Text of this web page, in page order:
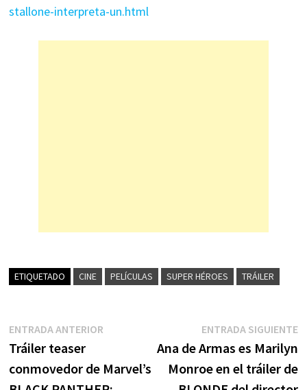
stallone-interpreta-un.html
ETIQUETADO CINE PELÍCULAS SUPER HÉROES TRÁILER
Navegación
de
entradas
ENTRADA ANTERIOREntrada
Tráiler teaser
conmovedor de Marvel’s
ENTRADA SIGUIENTE
Ana de Armas es Marilyn
Monroe en el tráiler de